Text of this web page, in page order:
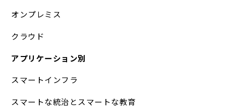
オンプレミス
クラウド
アプリケーション別
スマートインフラ
スマートな統治とスマートな教育